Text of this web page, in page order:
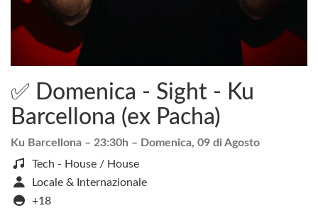
✅ Domenica - Sight - Ku
Barcellona (ex Pacha)
Ku Barcellona – 23:30h – Domenica, 09 di Agosto
Tech - House / House
Locale & Internazionale
+18